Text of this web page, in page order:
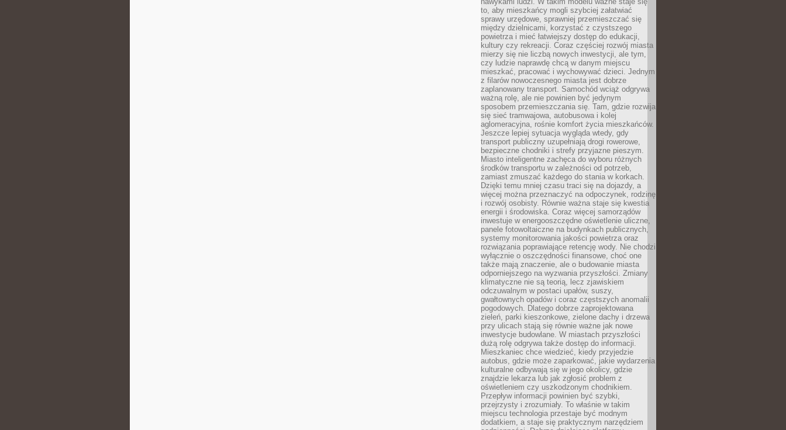
to, aby mieszkańcy mogli szybciej załatwiać
sprawy urzędowe, sprawniej przemieszczać się
między dzielnicami, korzystać z czystszego
powietrza i mieć łatwiejszy dostęp do edukacji,
kultury czy rekreacji. Coraz częściej rozwój miasta
mierzy się nie liczbą nowych inwestycji, ale tym,
czy ludzie naprawdę chcą w danym miejscu
mieszkać, pracować i wychowywać dzieci. Jednym
z filarów nowoczesnego miasta jest dobrze
zaplanowany transport. Samochód wciąż odgrywa
ważną rolę, ale nie powinien być jedynym
sposobem przemieszczania się. Tam, gdzie rozwija
się sieć tramwajowa, autobusowa i kolej
aglomeracyjna, rośnie komfort życia mieszkańców.
Jeszcze lepiej sytuacja wygląda wtedy, gdy
transport publiczny uzupełniają drogi rowerowe,
bezpieczne chodniki i strefy przyjazne pieszym.
Miasto inteligentne zachęca do wyboru różnych
środków transportu w zależności od potrzeb,
zamiast zmuszać każdego do stania w korkach.
Dzięki temu mniej czasu traci się na dojazdy, a
więcej można przeznaczyć na odpoczynek, rodzinę
i rozwój osobisty. Równie ważna staje się kwestia
energii i środowiska. Coraz więcej samorządów
inwestuje w energooszczędne oświetlenie uliczne,
panele fotowoltaiczne na budynkach publicznych,
systemy monitorowania jakości powietrza oraz
rozwiązania poprawiające retencję wody. Nie chodzi
wyłącznie o oszczędności finansowe, choć one
także mają znaczenie, ale o budowanie miasta
odporniejszego na wyzwania przyszłości. Zmiany
klimatyczne nie są teorią, lecz zjawiskiem
odczuwalnym w postaci upałów, suszy,
gwałtownych opadów i coraz częstszych anomalii
pogodowych. Dlatego dobrze zaprojektowana
zieleń, parki kieszonkowe, zielone dachy i drzewa
przy ulicach stają się równie ważne jak nowe
inwestycje budowlane. W miastach przyszłości
dużą rolę odgrywa także dostęp do informacji.
Mieszkaniec chce wiedzieć, kiedy przyjedzie
autobus, gdzie może zaparkować, jakie wydarzenia
kulturalne odbywają się w jego okolicy, gdzie
znajdzie lekarza lub jak zgłosić problem z
oświetleniem czy uszkodzonym chodnikiem.
Przepływ informacji powinien być szybki,
przejrzysty i zrozumiały. To właśnie w takim
miejscu technologia przestaje być modnym
dodatkiem, a staje się praktycznym narzędziem